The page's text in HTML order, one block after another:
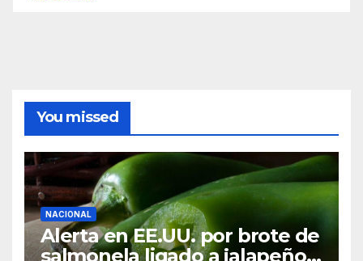
You missed
NACIONAL
Alerta en EE.UU. por brote de
salmonela ligado a jalapeños